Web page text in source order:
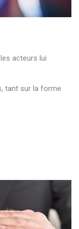
acteurs lui
tant sur la forme